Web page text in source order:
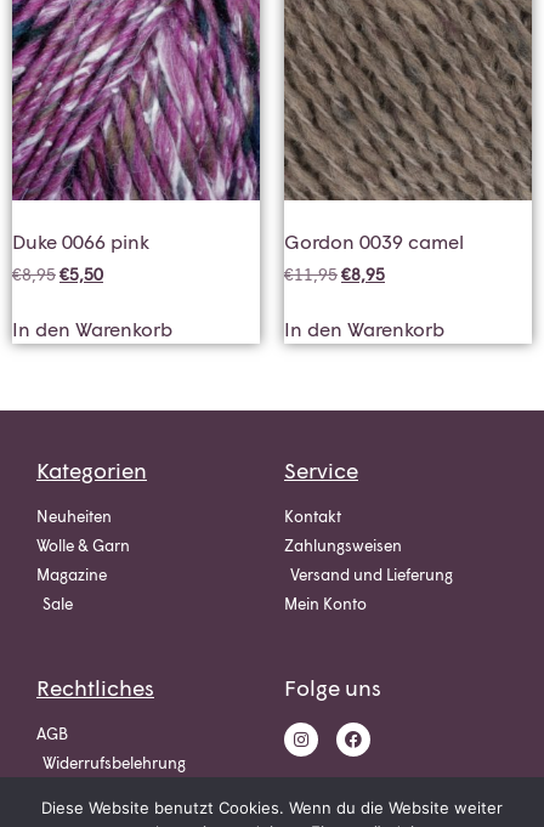
Duke 0066 pink
€8,95€5,50
In den Warenkorb
Gordon 0039 camel
€11,95€8,95
In den Warenkorb
Kategorien
Neuheiten
Wolle & Garn
Magazine
Sale
Service
Kontakt
Zahlungsweisen
Versand und Lieferung
Mein Konto
Rechtliches
AGB
Widerrufsbelehrung
Folge uns
Diese Website benutzt Cookies. Wenn du die Website weiter